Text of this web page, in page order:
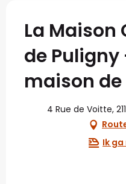
La Maison
de Puligny
maison
4 Rue de Voitte,
Ik